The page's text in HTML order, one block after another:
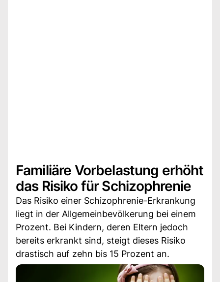
Familiäre Vorbelastung erhöht
das Risiko für Schizophrenie
Das Risiko einer Schizophrenie-Erkrankung
liegt in der Allgemeinbevölkerung bei einem
Prozent. Bei Kindern, deren Eltern jedoch
bereits erkrankt sind, steigt dieses Risiko
drastisch auf zehn bis 15 Prozent an.